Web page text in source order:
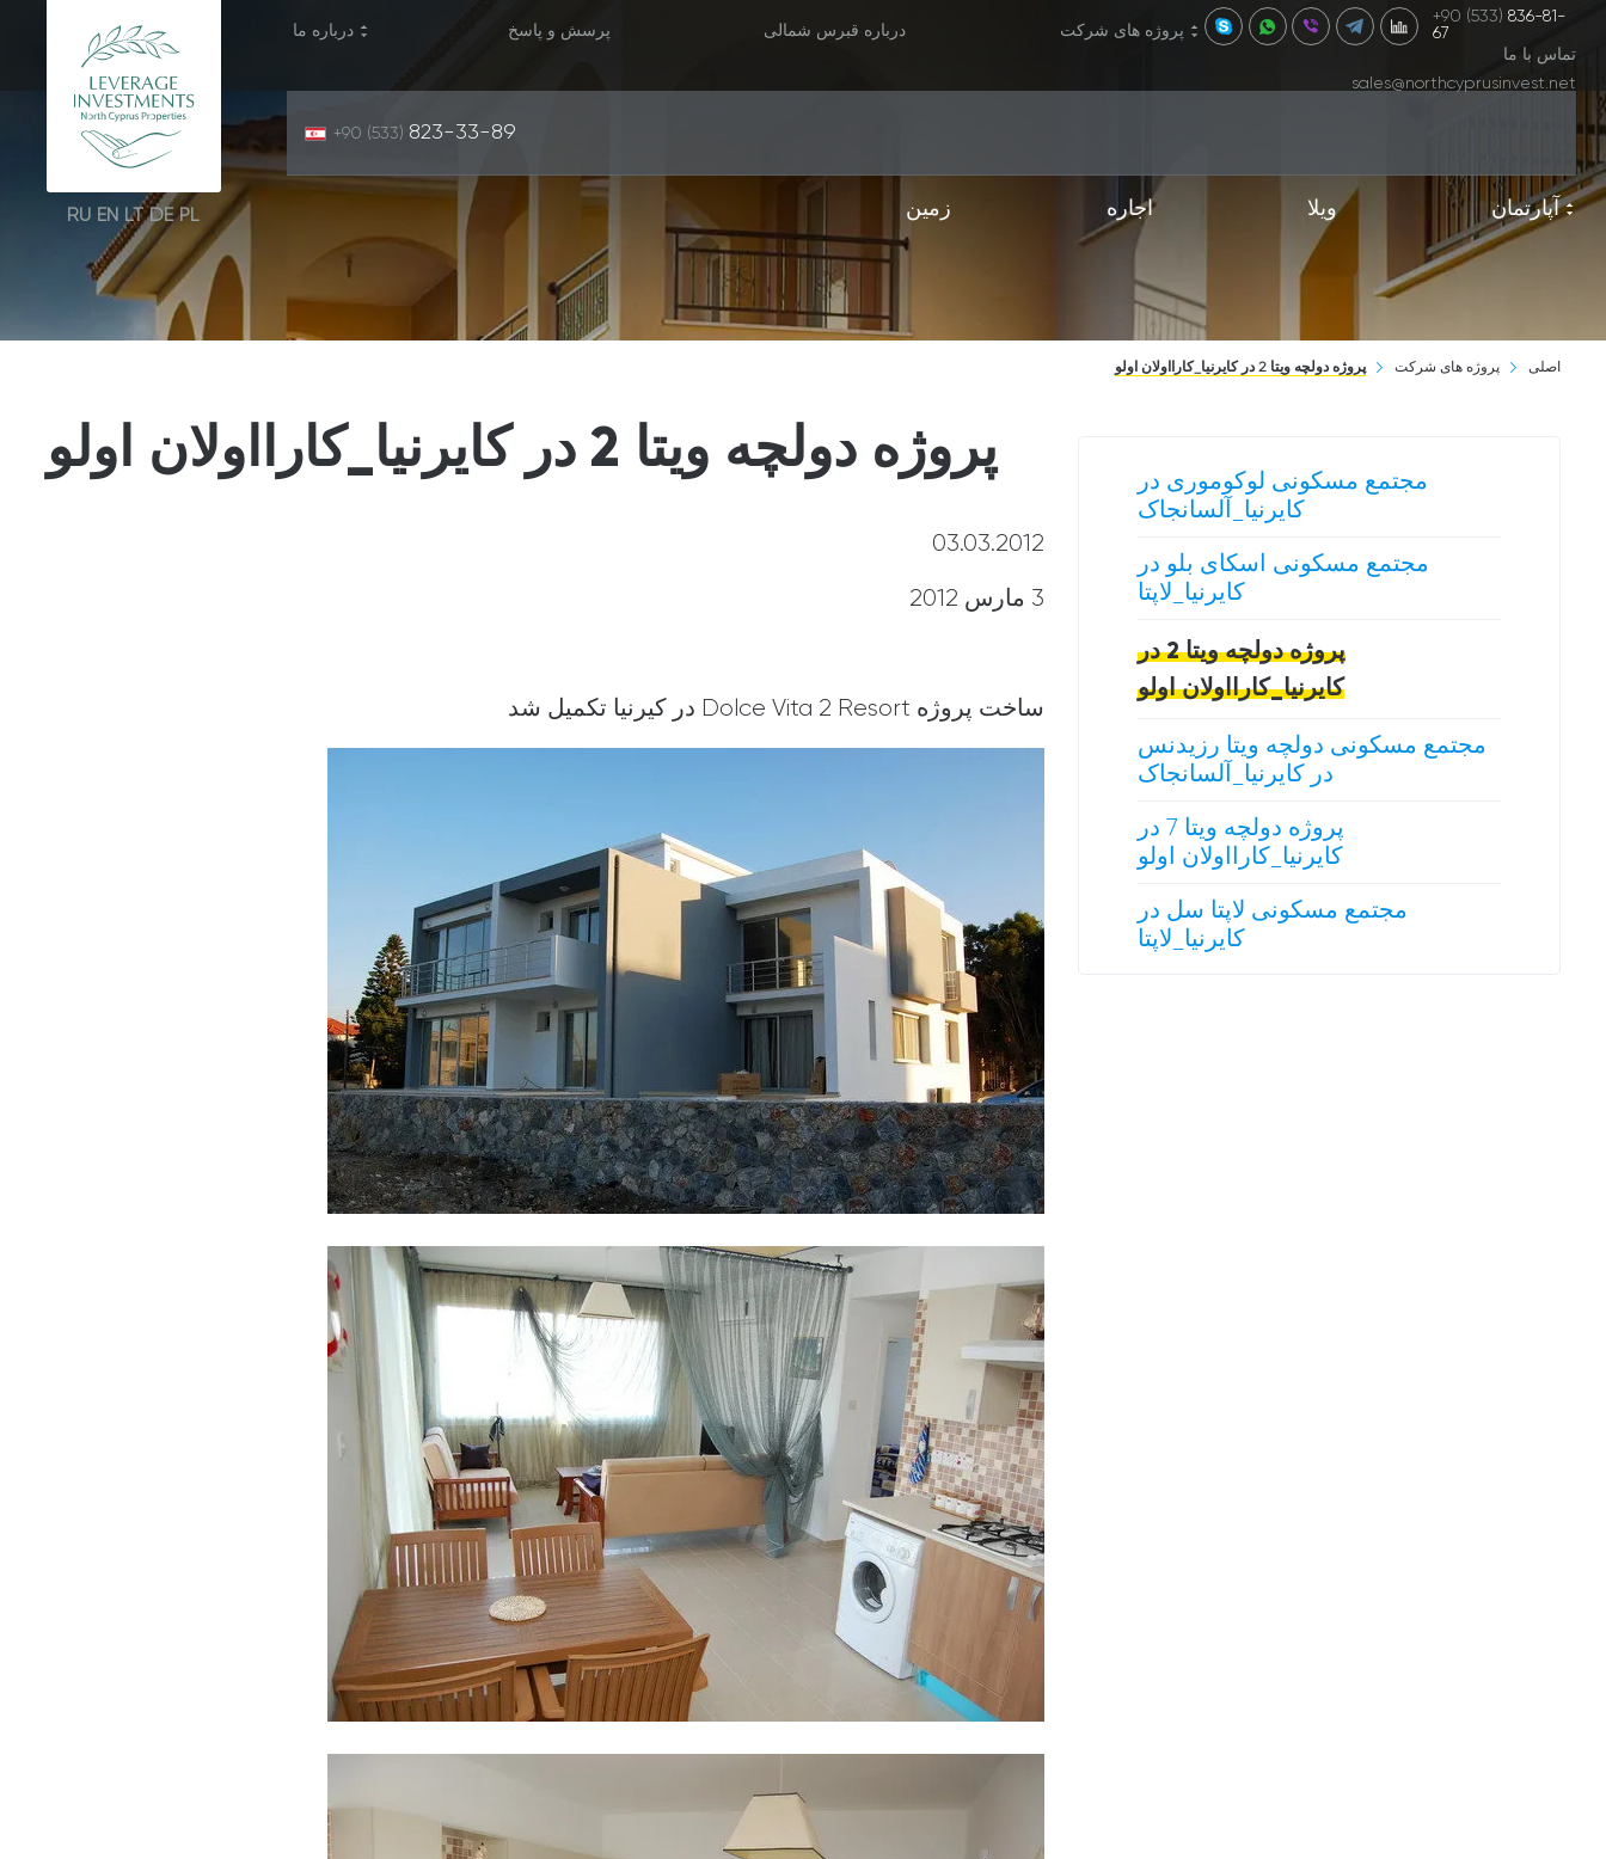
درباره ما پرسش و پاسخ درباره قبرس شمالی پروژه های شرکت
+90 (533) 836-81-
67
تماس با ما
sales@northcyprusinvest.net
+90 (533) 823-33-89
RU EN LT DE PL آپارتمان ویلا اجاره زمین
اصلی پروژه های شرکت پروژه دولچه ویتا 2 در کایرنیا_کارااولان اولو
پروژه دولچه ویتا 2 در کایرنیا_کارااولان اولو
03.03.2012
3 مارس 2012
ساخت پروژه Dolce Vita 2 Resort در کیرنیا تکمیل شد
مجتمع مسکونی لوکوموری در
کایرنیا_آلسانجاک
مجتمع مسکونی اسکای بلو در
کایرنیا_لاپتا
پروژه دولچه ویتا 2 در
کایرنیا_کارااولان اولو
مجتمع مسکونی دولچه ویتا رزیدنس
در کایرنیا_آلسانجاک
پروژه دولچه ویتا 7 در
کایرنیا_کارااولان اولو
مجتمع مسکونی لاپتا سل در
کایرنیا_لاپتا